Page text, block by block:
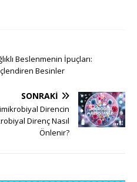
Beslenmenin İpuçları:
Besinler
SONRAKI
Direncin
Direnç Nasıl
Önlenir?